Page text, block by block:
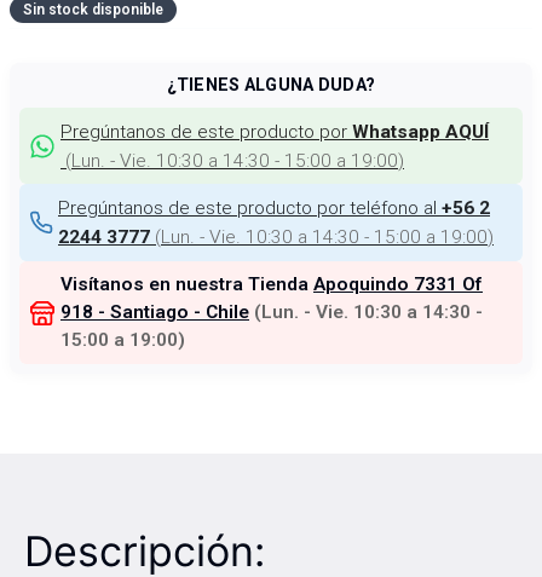
Sin stock disponible
¿TIENES ALGUNA DUDA?
Pregúntanos de este producto por Whatsapp AQUÍ
(Lun. - Vie. 10:30 a 14:30 - 15:00 a 19:00)
Pregúntanos de este producto por teléfono al +56 2
2244 3777 (Lun. - Vie. 10:30 a 14:30 - 15:00 a 19:00)
Visítanos en nuestra Tienda Apoquindo 7331 Of
918 - Santiago - Chile (Lun. - Vie. 10:30 a 14:30 -
15:00 a 19:00)
Descripción: